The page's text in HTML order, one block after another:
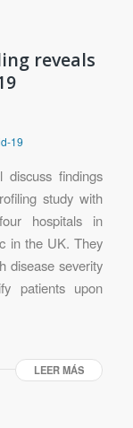
reveals
19
discuss findings
study with
hospitals in
in the UK. They
disease severity
patients upon
LEER MÁS